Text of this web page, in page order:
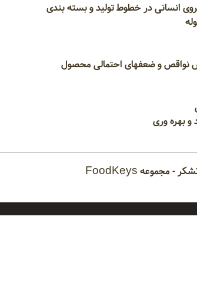
انسانی در خطوط تولید و بسته بندی
نواقص و ضعفهای احتمالی محصول
بهره وری
- مجموعه FoodKeys